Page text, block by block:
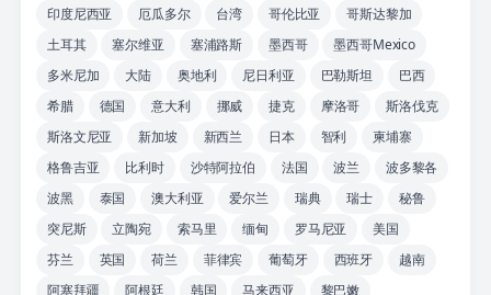
印度尼西亚
厄瓜多尔 台湾 哥伦比亚
哥斯达黎加
土耳其
塞尔维亚 塞浦路斯 墨西哥
墨西哥Mexico
多米尼加
大陆 奥地利 尼日利亚 巴勒斯坦
巴西
希腊
德国 意大利 挪威 捷克 摩洛哥
斯洛伐克
斯洛文尼亚
新加坡 新西兰 日本 智利
柬埔寨
格鲁吉亚
比利时 沙特阿拉伯 法国 波兰
波多黎各
波黑
泰国 澳大利亚 爱尔兰 瑞典 瑞士
秘鲁
突尼斯
立陶宛 索马里 缅甸 罗马尼亚
美国
芬兰
英国 荷兰 菲律宾 葡萄牙 西班牙
越南
阿塞拜疆
阿根廷 韩国 马来西亚 黎巴嫩